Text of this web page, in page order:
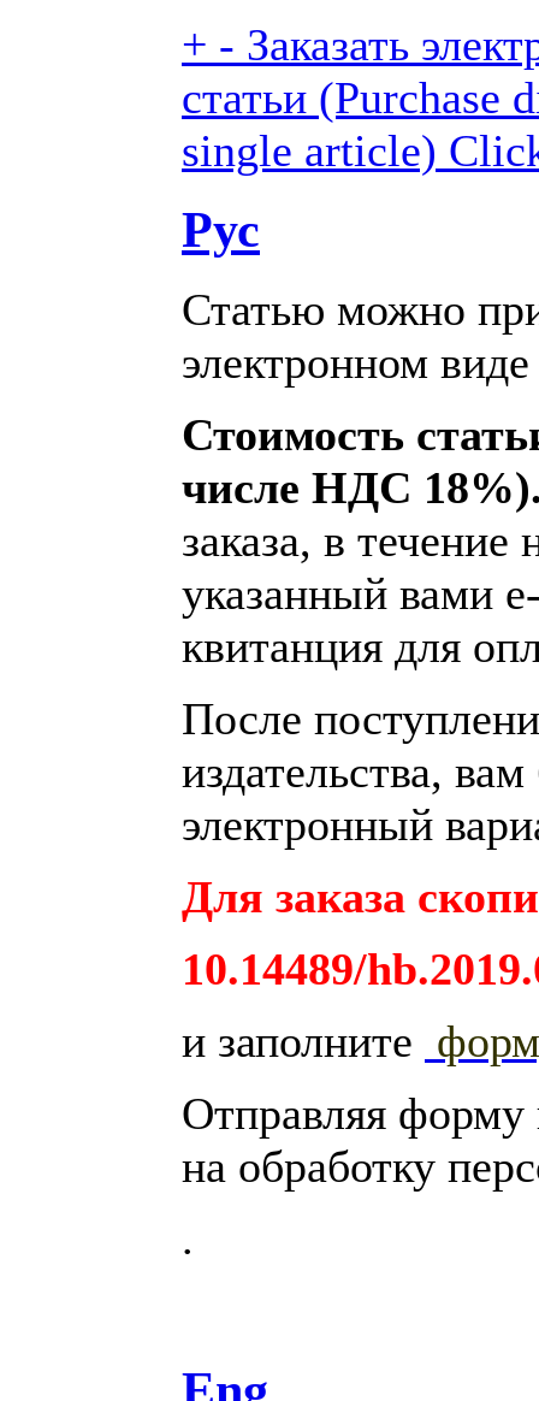
+ - Заказать
статьи (Purchase
single article)
Рус
Статью можно
электронном
Стоимость
числе НДС
заказа, в течение
указанный вами
квитанция для
После
издательства,
электронный
Для заказа
10.14489/
и заполните
Отправляя
на обработку
.